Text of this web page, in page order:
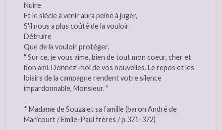
Nuire
Et le siècle à venir aura peine à juger,
S'il nous a plus coûté de la vouloir
Détruire
Que de la vouloir protéger.
" Sur ce, je vous aime, bien de tout mon coeur, cher et
bon ami. Donnez-moi de vos nouvelles. Le repos et les
loisirs de la campagne rendent votre silence
impardonnable, Monsieur. "
* Madame de Souza et sa famille (baron André de
Maricourt / Emile-Paul frères / p.371-372)